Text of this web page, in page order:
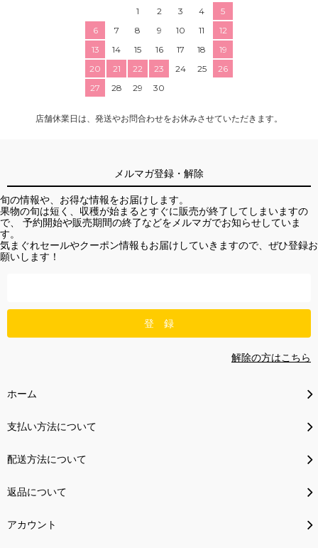
1
2 3 4
5
6
7 8 9 10 11
12
13
14 15 16 17 18
19
20
21 22 23 24 25
26
27
28 29 30
店舗休業日は、発送やお問合わせをお休みさせていただきます。
メルマガ登録・解除
旬の情報や、お得な情報をお届けします。
果物の旬は短く、収穫が始まるとすぐに販売が終了してしまいますの
で、 予約開始や販売期間の終了などをメルマガでお知らせしていま
す。
気まぐれセールやクーポン情報もお届けしていきますので、ぜひ登録お
願いします！
解除の方はこちら
ホーム
支払い方法について
配送方法について
返品について
アカウント